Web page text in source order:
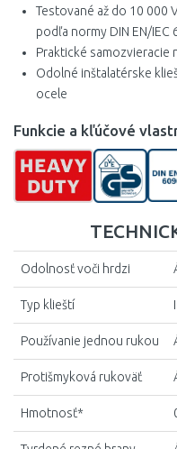
Testované až do 10 000
podľa normy DIN EN/IEC
Praktické samozvieracie
Odolné inštalatérske
ocele
Funkcie a kľúčové
Odolnosť voči hrdzi
Typ klieští
Používanie jednou rukou
Protišmyková rukoväť
Hmotnosť*